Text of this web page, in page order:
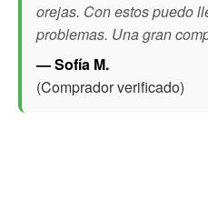
orejas. Con estos puedo
problemas. Una gran
— Sofía M.
(Comprador verificado)